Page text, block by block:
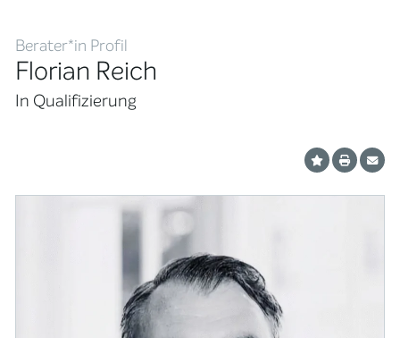
Berater*in Profil
Florian Reich
In Qualifizierung